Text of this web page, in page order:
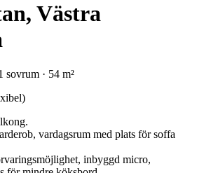
Västra
sovrum · 54 m²
vardagsrum med plats för soffa
inbyggd micro,